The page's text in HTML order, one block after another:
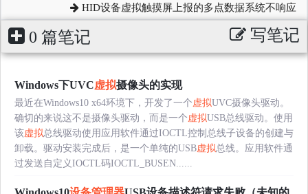
HID设备虚拟触摸屏上报的多点数据系统不响应
0 篇笔记 写笔记
Windows下UVC虚拟摄像头的实现
最近在Windows10 x64环境下，开发了一个虚拟UVC摄像头驱动。
确切的来说这不是摄像头驱动，而是一个虚拟USB总线驱动。使用
该虚拟总线驱动使用应用软件通过IOCTL控制总线子设备的创建与
卸载。驱动安装完成后，是一个单纯的USB虚拟总线。应用软件通
过发送自定义IOCTL码IOCTL_BUSEN......